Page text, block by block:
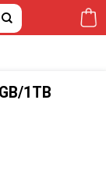
1TB